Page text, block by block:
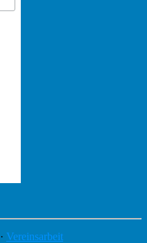
· Vereinsarbeit